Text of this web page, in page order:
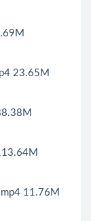
23.65M
11.76M